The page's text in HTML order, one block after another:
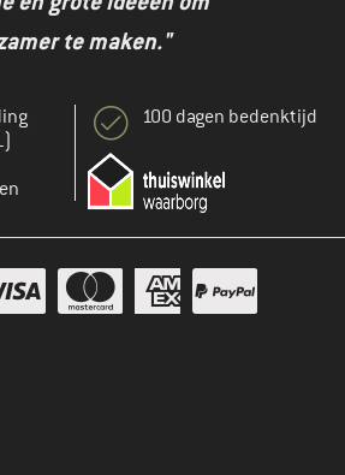
te maken."
100 dagen bedenktijd